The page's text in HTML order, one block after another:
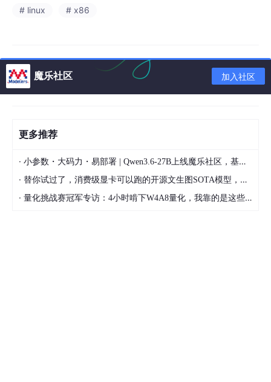
# linux # x86
魔乐社区 加入社区
更多推荐
· 小参数・大码力・易部署 | Qwen3.6-27B上线魔乐社区，基于昇腾的部署教程来了
· 替你试过了，消费级显卡可以跑的开源文生图SOTA模型，顶级渲染、高密度文本绘图
· 量化挑战赛冠军专访：4小时啃下W4A8量化，我靠的是这些经验